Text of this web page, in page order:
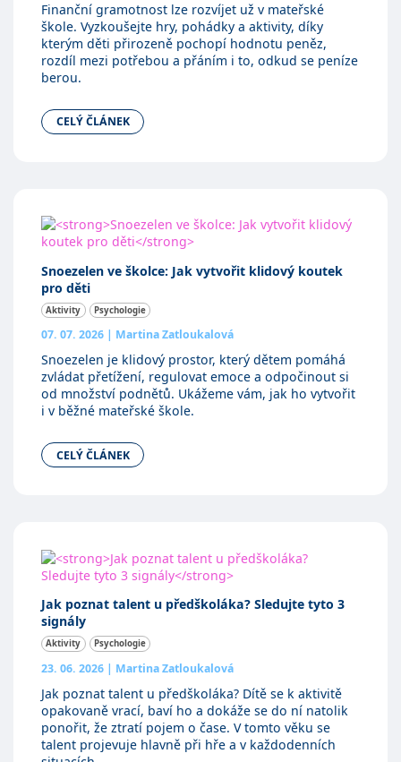
Finanční gramotnost lze rozvíjet už v mateřské
škole. Vyzkoušejte hry, pohádky a aktivity, díky
kterým děti přirozeně pochopí hodnotu peněz,
rozdíl mezi potřebou a přáním i to, odkud se peníze
berou.
CELÝ ČLÁNEK
Snoezelen ve školce: Jak vytvořit klidový koutek
pro děti
Aktivity Psychologie
07. 07. 2026 | Martina Zatloukalová
Snoezelen je klidový prostor, který dětem pomáhá
zvládat přetížení, regulovat emoce a odpočinout si
od množství podnětů. Ukážeme vám, jak ho vytvořit
i v běžné mateřské škole.
CELÝ ČLÁNEK
Jak poznat talent u předškoláka? Sledujte tyto 3
signály
Aktivity Psychologie
23. 06. 2026 | Martina Zatloukalová
Jak poznat talent u předškoláka? Dítě se k aktivitě
opakovaně vrací, baví ho a dokáže se do ní natolik
ponořit, že ztratí pojem o čase. V tomto věku se
talent projevuje hlavně při hře a v každodenních